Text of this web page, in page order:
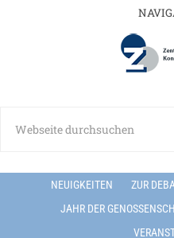
NEUIGKEITEN ZUR
JAHR DER